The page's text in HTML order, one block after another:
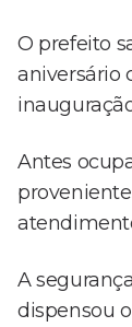
O prefeito
aniversário
Antes
A
dispensou